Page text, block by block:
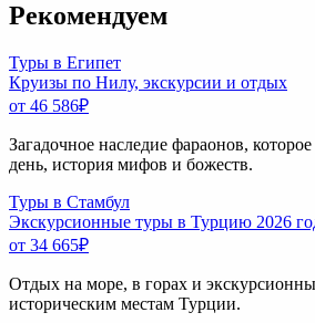
Рекомендуем
Туры в Египет
Круизы по Нилу, экскурсии и отдых
от 46 586₽
Загадочное наследие фараонов,
день, история мифов и божеств.
Туры в Стамбул
Экскурсионные туры в Турцию 2026
от 34 665₽
Отдых на море, в горах и
историческим местам Турции.